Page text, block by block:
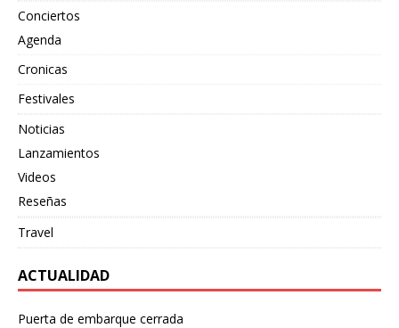
Conciertos
Agenda
Cronicas
Festivales
Noticias
Lanzamientos
Videos
Reseñas
Travel
ACTUALIDAD
Puerta de embarque cerrada